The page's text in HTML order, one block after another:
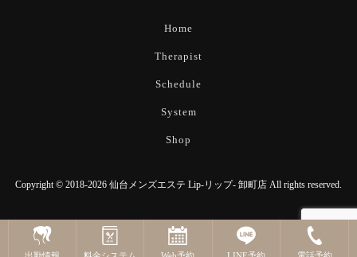
Home
Therapist
Schedule
System
Shop
Copyright © 2018-2026 仙台メンズエステ Lip-リップ- 卸町店 All rights reserved.